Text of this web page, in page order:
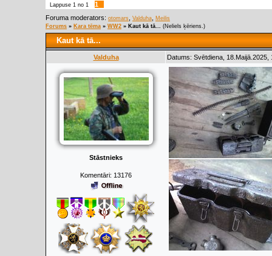
Lappuse 1 no 1
1
Foruma moderators: otomars Valduha
Meilis
Forums » Kara tēma » WW2 » Kaut kā tā... (Neliels ķēriens.)
Kaut kā tā...
Valduha Datums: Svētdiena,
Stāstnieks
Komentāri: 13176